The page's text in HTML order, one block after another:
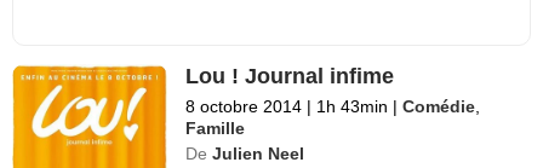
Lou ! Journal infime
8 octobre 2014 | 1h 43min | Comédie
Famille
De Julien Neel